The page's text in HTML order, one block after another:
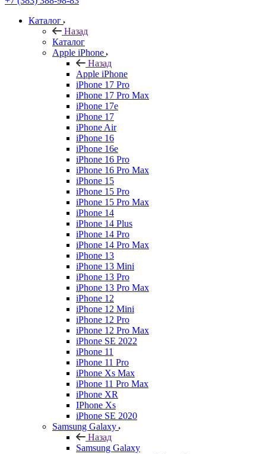
Каталог
Назад
Каталог
Apple iPhone
Назад
Apple iPhone
iPhone 17 Pro
iPhone 17 Pro Max
iPhone 17e
iPhone 17
iPhone Air
iPhone 16
iPhone 16e
iPhone 16 Pro
iPhone 16 Pro Max
iPhone 15
iPhone 15 Pro
iPhone 15 Pro Max
iPhone 14
iPhone 14 Plus
iPhone 14 Pro
iPhone 14 Pro Max
iPhone 13
iPhone 13 Mini
iPhone 13 Pro
iPhone 13 Pro Max
iPhone 12
iPhone 12 Mini
iPhone 12 Pro
iPhone 12 Pro Max
iPhone SE 2022
iPhone 11
iPhone 11 Pro
iPhone Xs Max
iPhone 11 Pro Max
iPhone XR
IPhone Xs
iPhone SE 2020
Samsung Galaxy
Назад
Samsung Galaxy